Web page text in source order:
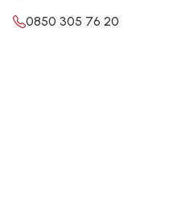
0850 305 76 20